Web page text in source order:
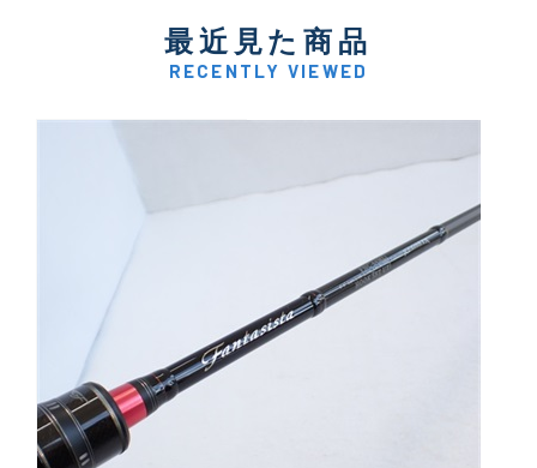
最近見た商品
RECENTLY VIEWED